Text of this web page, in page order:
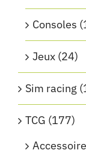
Consoles
Jeux (24)
Sim racing
TCG (177)